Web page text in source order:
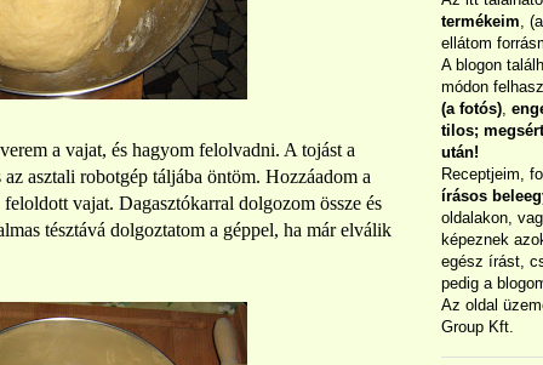
a vajat, és hagyom felolvadni. A tojást a
asztali robotgép táljába öntöm. Hozzáadom a
feloldott vajat. Dagasztókarral dolgozom össze és
tésztává dolgoztatom a géppel, ha már elválik
termékeim ,
ellátom
A blogon
módon
(a fotós)
tilos;
után!
Receptjeim,
írásos
oldalakon,
képeznek
egész írást,
pedig a
Az oldal
Group Kft.